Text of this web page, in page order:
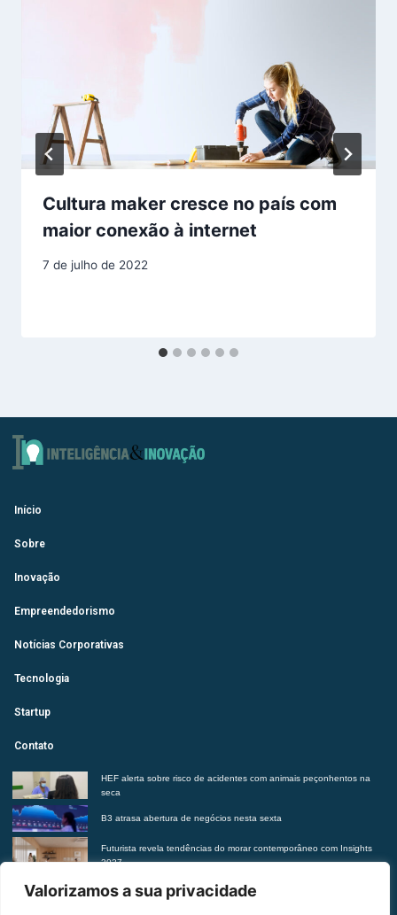
Valorizamos a sua privacidade
Cultura maker cresce no país com
maior conexão à internet
7 de julho de 2022
Início
Sobre
Inovação
Empreendedorismo
Notícias Corporativas
Tecnologia
Startup
Contato
HEF alerta sobre risco de acidentes com animais peçonhentos na
seca
B3 atrasa abertura de negócios nesta sexta
Futurista revela tendências do morar contemporâneo com Insights
2027
Suplementação de vitaminas sem orientação médica pode trazer
riscos à saúde, alerta Hetrin